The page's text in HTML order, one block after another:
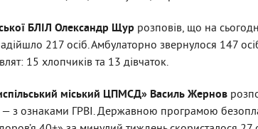
БЛІЛ Олександр Щур розповів, що на
217 осіб. Амбулаторно звернулося 147
15 хлопчиків та 13 дівчаток.
міський ЦПМСД» Василь Жернов
з ознаками ГРВІ. Державною програмою